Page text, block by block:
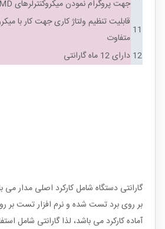
جهت پروگرام نمودن میکروکنترلرهای SMD
11
قابلیت تنظیم ولتاژ کاری جهت کار با
متفاوت
12 دارای 12 ماه گارانتی
گارانتی دستگاه شامل کارکرد اصلی مدار می
بر روی برد تست شده و نرم افزار تست بر
آماده کارکرد می باشد، لذا گارانتی شامل